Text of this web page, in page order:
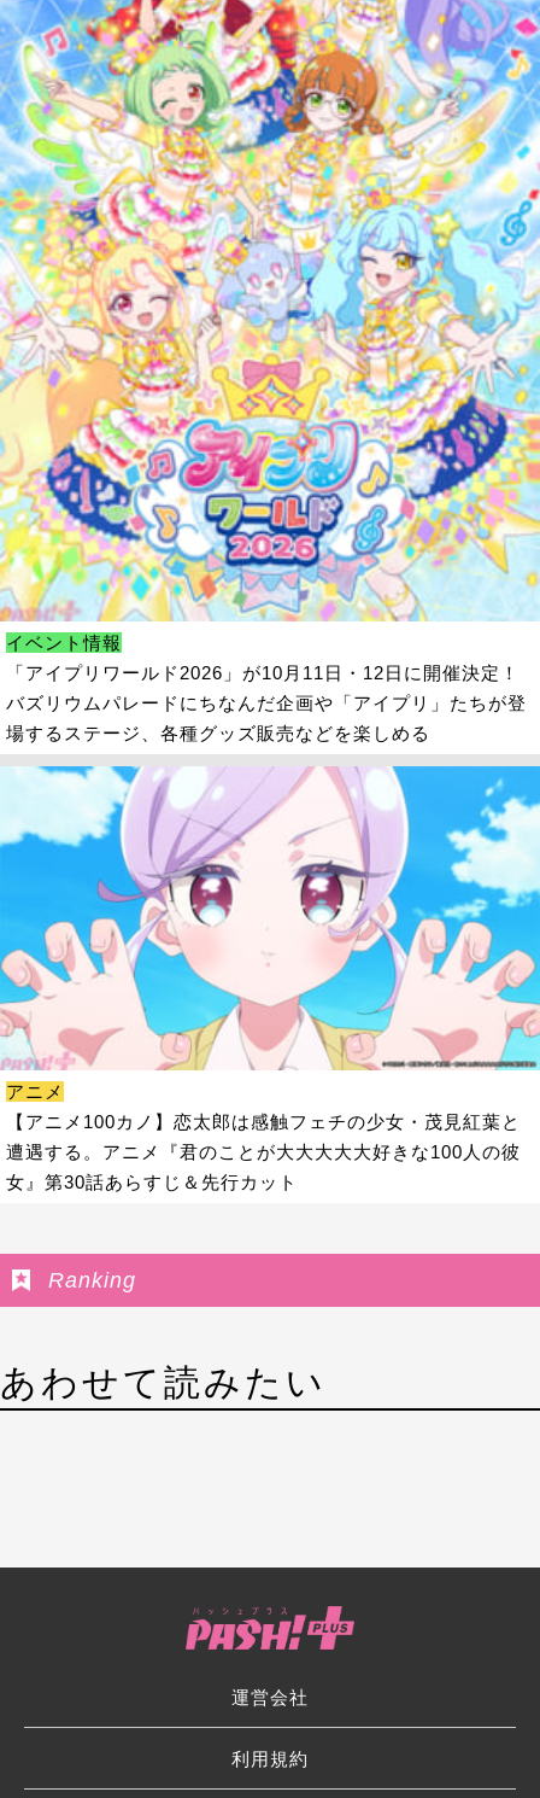
イベント情報
「アイプリワールド2026」が10月11日・12日に開催決定！
バズリウムパレードにちなんだ企画や「アイプリ」たちが登
場するステージ、各種グッズ販売などを楽しめる
アニメ
【アニメ100カノ】恋太郎は感触フェチの少女・茂見紅葉と
遭遇する。アニメ『君のことが大大大大大好きな100人の彼
女』第30話あらすじ＆先行カット
Ranking
あわせて読みたい
運営会社
利用規約